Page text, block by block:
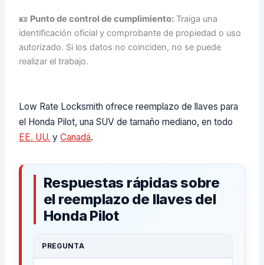
🪪 Punto de control de cumplimiento: Traiga una
identificación oficial y comprobante de propiedad o uso
autorizado. Si los datos no coinciden, no se puede
realizar el trabajo.
Low Rate Locksmith ofrece reemplazo de llaves para
el Honda Pilot, una SUV de tamaño mediano, en todo
EE. UU. yCanadá.
Respuestas rápidas sobre
el reemplazo de llaves del
Honda Pilot
PREGUNTA